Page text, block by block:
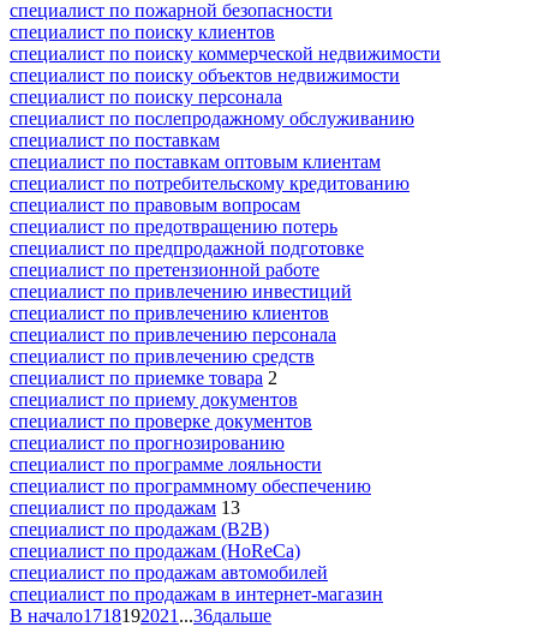
специалист по пожарной безопасности
специалист по поиску клиентов
специалист по поиску коммерческой недвижимости
специалист по поиску объектов недвижимости
специалист по поиску персонала
специалист по послепродажному обслуживанию
специалист по поставкам
специалист по поставкам оптовым клиентам
специалист по потребительскому кредитованию
специалист по правовым вопросам
специалист по предотвращению потерь
специалист по предпродажной подготовке
специалист по претензионной работе
специалист по привлечению инвестиций
специалист по привлечению клиентов
специалист по привлечению персонала
специалист по привлечению средств
специалист по приемке товара 2
специалист по приему документов
специалист по проверке документов
специалист по прогнозированию
специалист по программе лояльности
специалист по программному обеспечению
специалист по продажам 13
специалист по продажам (B2B)
специалист по продажам (HoReCa)
специалист по продажам автомобилей
специалист по продажам в интернет-магазин
В начало1718192021 ...36дальше